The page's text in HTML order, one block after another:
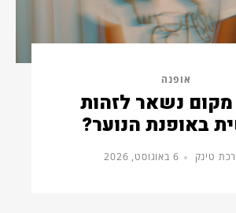
אופנה
נשאר לזהות
באופנת הנוער?
טינק 6 באוגוסט, 2026